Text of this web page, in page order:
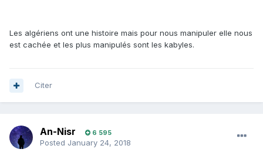
Les algériens ont une histoire mais pour nous manipuler elle nous
est cachée et les plus manipulés sont les kabyles.
Citer
An-Nisr 6 595
Posted January 24, 2018